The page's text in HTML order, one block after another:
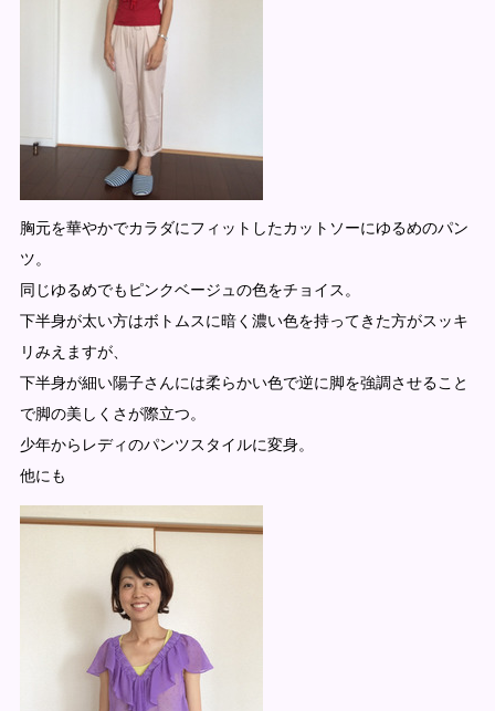
胸元を華やかでカラダにフィットしたカットソーにゆるめのパン
ツ。
同じゆるめでもピンクベージュの色をチョイス。
下半身が太い方はボトムスに暗く濃い色を持ってきた方がスッキ
リみえますが、
下半身が細い陽子さんには柔らかい色で逆に脚を強調させること
で脚の美しくさが際立つ。
少年からレディのパンツスタイルに変身。
他にも